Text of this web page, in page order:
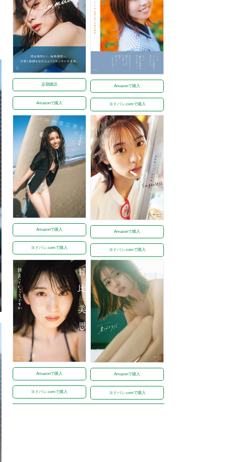
定期購読
Amazonで購入
Amazonで購入
ヨドバシ.comで購入
Amazonで購入
ヨドバシ.comで購入
Amazonで購入
ヨドバシ.comで購入
Amazonで購入
ヨドバシ.comで購入
Amazonで購入
ヨドバシ.comで購入